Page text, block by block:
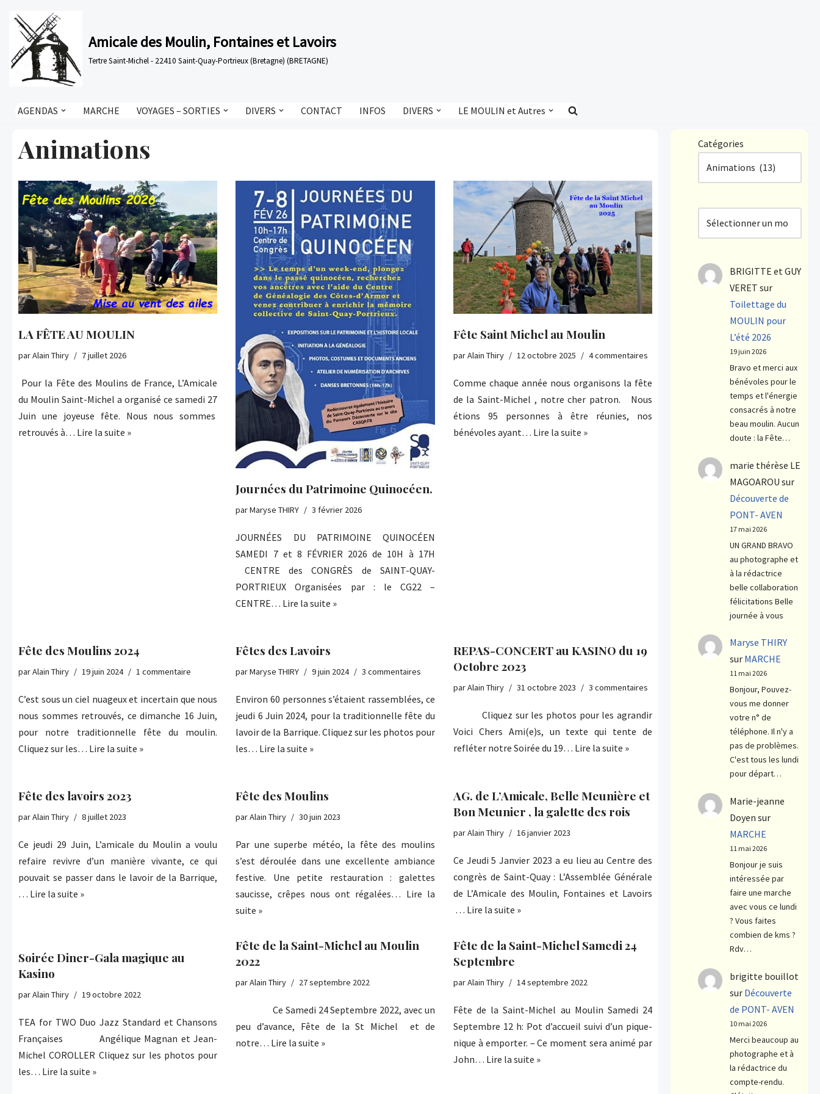
Aller
au
contenu
Amicale des Moulin, Fontaines et Lavoirs
Tertre Saint-Michel - 22410 Saint-Quay-Portrieux (Bretagne) (BRETAGNE)
AGENDAS MARCHE VOYAGES – SORTIES DIVERS CONTACT INFOS DIVERS LE MOULIN et Autres
Animations
LA FÊTE AU MOULIN
parAlain Thiry 7 juillet 2026
Pour la Fête des Moulins de France, L’Amicale
du Moulin Saint-Michel a organisé ce samedi 27
Juin une joyeuse fête. Nous nous sommes
retrouvés à… Lire la suite »
Journées du Patrimoine Quinocéen.
parMaryse THIRY 3 février 2026
JOURNÉES DU PATRIMOINE QUINOCÉEN
SAMEDI 7 et 8 FÉVRIER 2026 de 10H à 17H
CENTRE des CONGRÈS de SAINT-QUAY-
PORTRIEUX Organisées par : le CG22 –
CENTRE… Lire la suite »
Fête Saint Michel au Moulin
parAlain Thiry 12 octobre 2025 4 commentaires
Comme chaque année nous organisons la fête
de la Saint-Michel , notre cher patron. Nous
étions 95 personnes à être réunies, nos
bénévoles ayant… Lire la suite »
Fête des Moulins 2024
parAlain Thiry 19 juin 2024 1 commentaire
C’est sous un ciel nuageux et incertain que nous
nous sommes retrouvés, ce dimanche 16 Juin,
pour notre traditionnelle fête du moulin.
Cliquez sur les… Lire la suite »
Fêtes des Lavoirs
parMaryse THIRY 9 juin 2024 3 commentaires
Environ 60 personnes s’étaient rassemblées, ce
jeudi 6 Juin 2024, pour la traditionnelle fête du
lavoir de la Barrique. Cliquez sur les photos pour
les… Lire la suite »
REPAS-CONCERT au KASINO du 19
Octobre 2023
parAlain Thiry 31 octobre 2023 3 commentaires
Cliquez sur les photos pour les agrandir
Voici Chers Ami(e)s, un texte qui tente de
refléter notre Soirée du 19… Lire la suite »
Fête des lavoirs 2023
parAlain Thiry 8 juillet 2023
Ce jeudi 29 Juin, L’amicale du Moulin a voulu
refaire revivre d’un manière vivante, ce qui
pouvait se passer dans le lavoir de la Barrique,
… Lire la suite »
Fête des Moulins
parAlain Thiry 30 juin 2023
Par une superbe météo, la fête des moulins
s’est déroulée dans une excellente ambiance
festive. Une petite restauration : galettes
saucisse, crêpes nous ont régalées… Lire la
suite »
AG. de L’Amicale, Belle Meunière et
Bon Meunier , la galette des rois
parAlain Thiry 16 janvier 2023
Ce Jeudi 5 Janvier 2023 a eu lieu au Centre des
congrès de Saint-Quay : L’Assemblée Générale
de L’Amicale des Moulin, Fontaines et Lavoirs
… Lire la suite »
Soirée Diner-Gala magique au
Kasino
parAlain Thiry 19 octobre 2022
TEA for TWO Duo Jazz Standard et Chansons
Françaises Angélique Magnan et Jean-
Michel COROLLER Cliquez sur les photos pour
les… Lire la suite »
Fête de la Saint-Michel au Moulin
2022
parAlain Thiry 27 septembre 2022
Ce Samedi 24 Septembre 2022, avec un
peu d’avance, Fête de la St Michel et de
notre… Lire la suite »
Fête de la Saint-Michel Samedi 24
Septembre
parAlain Thiry 14 septembre 2022
Fête de la Saint-Michel au Moulin Samedi 24
Septembre 12 h: Pot d’accueil suivi d’un pique-
nique à emporter. – Ce moment sera animé par
John… Lire la suite »
Catégories
BRIGITTE et GUY
VERET sur
Toilettage du
MOULIN pour
L’été 2026
19 juin 2026
Bravo et merci aux
bénévoles pour le
temps et l'énergie
consacrés à notre
beau moulin. Aucun
doute : la Fête…
marie thérèse LE
MAGOAROU sur
Découverte de
PONT- AVEN
17 mai 2026
UN GRAND BRAVO
au photographe et
à la rédactrice
belle collaboration
félicitations Belle
journée à vous
Maryse THIRY
sur MARCHE
11 mai 2026
Bonjour, Pouvez-
vous me donner
votre n° de
téléphone. Il n'y a
pas de problèmes.
C'est tous les lundi
pour départ…
Marie-jeanne
Doyen sur
MARCHE
11 mai 2026
Bonjour je suis
intéressée par
faire une marche
avec vous ce lundi
? Vous faites
combien de kms ?
Rdv…
brigitte bouillot
sur Découverte
de PONT- AVEN
10 mai 2026
Merci beaucoup au
photographe et à
la rédactrice du
compte-rendu.